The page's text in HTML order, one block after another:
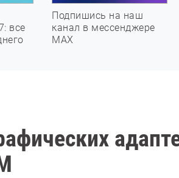
все
Подпишись на наш
канал в мессенджере
МАХ